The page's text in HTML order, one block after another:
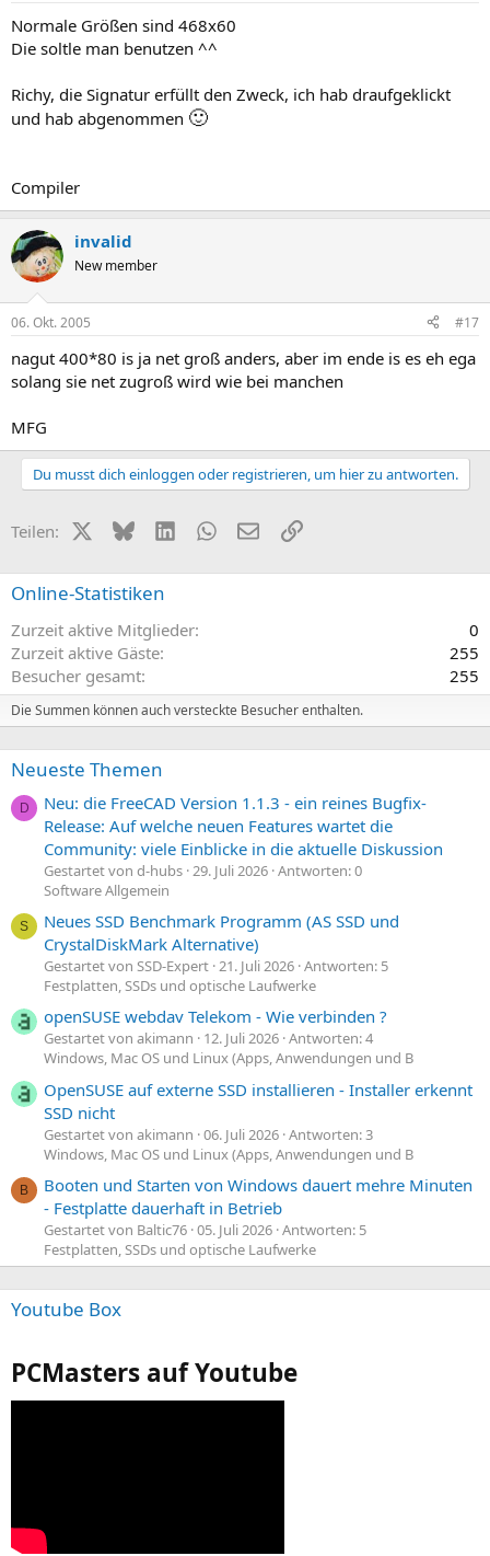
Normale Größen sind 468x60
Die soltle man benutzen ^^
Richy, die Signatur erfüllt den Zweck, ich hab draufgeklickt
und hab abgenommen 🙂
Compiler
invalid
New member
06. Okt. 2005 #17
nagut 400*80 is ja net groß anders, aber im ende is es eh ega
solang sie net zugroß wird wie bei manchen
MFG
Du musst dich einloggen oder registrieren, um hier zu antworten.
Teilen: X (Twitter)
BlueskyLinkedInWhatsApp
E-MailLink
Online-Statistiken
Zurzeit aktive Mitglieder
0
Zurzeit aktive Gäste
255
Besucher gesamt
255
Die Summen können auch versteckte Besucher enthalten.
Neueste Themen
D
Neu: die FreeCAD Version 1.1.3 - ein reines Bugfix-
Release: Auf welche neuen Features wartet die
Community: viele Einblicke in die aktuelle Diskussion
Gestartet von d-hubs 29. Juli 2026 Antworten: 0
Software Allgemein
S
Neues SSD Benchmark Programm (AS SSD und
CrystalDiskMark Alternative)
Gestartet von SSD-Expert 21. Juli 2026 Antworten: 5
Festplatten, SSDs und optische Laufwerke
openSUSE webdav Telekom - Wie verbinden ?
Gestartet von akimann 12. Juli 2026 Antworten: 4
Windows, Mac OS und Linux (Apps, Anwendungen und B
OpenSUSE auf externe SSD installieren - Installer erkennt
SSD nicht
Gestartet von akimann 06. Juli 2026 Antworten: 3
Windows, Mac OS und Linux (Apps, Anwendungen und B
B
Booten und Starten von Windows dauert mehre Minuten
- Festplatte dauerhaft in Betrieb
Gestartet von Baltic76 05. Juli 2026 Antworten: 5
Festplatten, SSDs und optische Laufwerke
Youtube Box
PCMasters auf Youtube